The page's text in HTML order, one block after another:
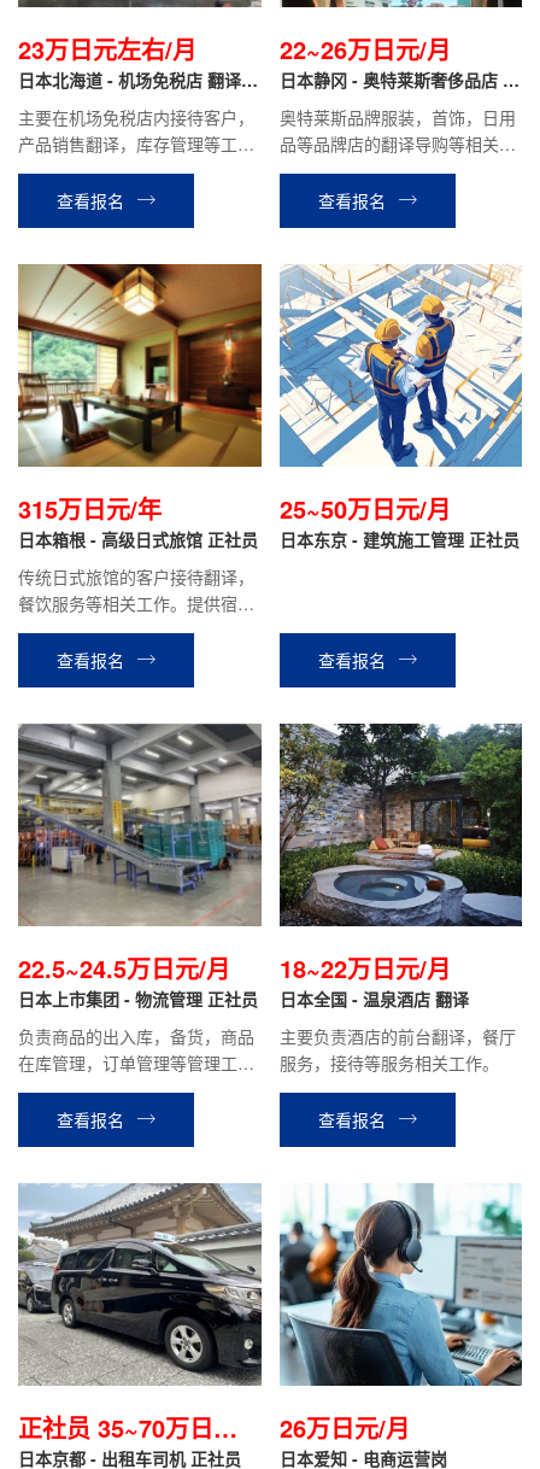
23万日元左右/月
日本北海道 - 机场免税店 翻译导
购
主要在机场免税店内接待客户，
产品销售翻译，库存管理等工
作。
查看报名
22~26万日元/月
日本静冈 - 奥特莱斯奢侈品店 翻
译导购
奥特莱斯品牌服装，首饰，日用
品等品牌店的翻译导购等相关工
作。
查看报名
315万日元/年
日本箱根 - 高级日式旅馆 正社员
传统日式旅馆的客户接待翻译，
餐饮服务等相关工作。提供宿
舍，单人间|生活成本低，0压
力！正社员，績工作有保障|有带
薪体假，员工旅行，福利拉满！
查看报名
25~50万日元/月
日本东京 - 建筑施工管理 正社员
查看报名
22.5~24.5万日元/月
日本上市集团 - 物流管理 正社员
负责商品的出入库，备货，商品
在库管理，订单管理等管理工
作。 负责物流中心系统的管理，
兼职及留学生，技能实习生等的
人员管理，翻译等 今后有机会转
能力)
查看报名
18~22万日元/月
日本全国 - 温泉酒店 翻译
主要负责酒店的前台翻译，餐厅
服务，接待等服务相关工作。
查看报名
正社员 35~70万日元
日本京都 - 出租车司机 正社员
26万日元/月
日本爱知 - 电商运营岗